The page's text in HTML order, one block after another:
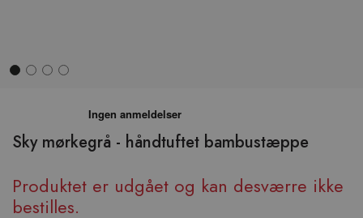
Sky mørkegrå - håndtuftet bambustæppe
Produktet er udgået og kan desværre ikke
bestilles.
begyndelsen
af